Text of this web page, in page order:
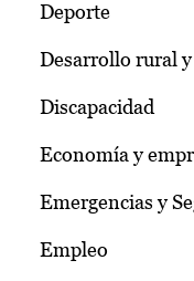
Deporte
Desarrollo rural
Discapacidad
Economía y
Emergencias y
Empleo